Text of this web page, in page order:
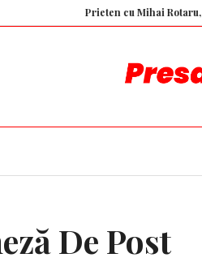
Prieten cu Mihai Rotaru, Gică
De Post